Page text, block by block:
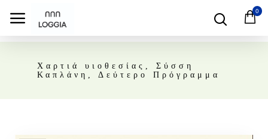
0
Χαρτιά υιοθεσίας, Σύσση
Καπλάνη, Δεύτερο Πρόγραμμα